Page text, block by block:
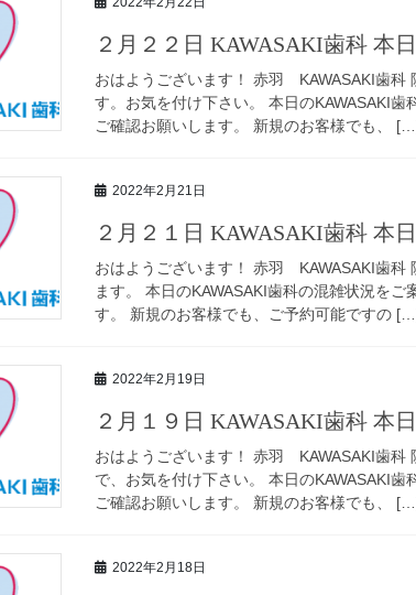
２月２２日 KAWASAKI歯科 本
おはようございます！ 赤羽 KAWASAKI歯科
す。お気を付け下さい。 本日のKAWASAKI
ご確認お願いします。 新規のお客様でも、
2022年2月21日
２月２１日 KAWASAKI歯科 本
おはようございます！ 赤羽 KAWASAKI歯科
ます。 本日のKAWASAKI歯科の混雑状況を
す。 新規のお客様でも、ご予約可能ですの
2022年2月19日
２月１９日 KAWASAKI歯科 本
おはようございます！ 赤羽 KAWASAKI歯科
で、お気を付け下さい。 本日のKAWASAKI
ご確認お願いします。 新規のお客様でも、
2022年2月18日